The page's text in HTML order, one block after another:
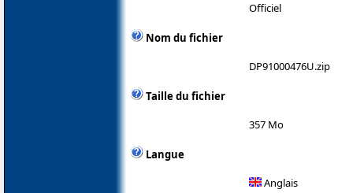
Officiel
Nom du fichier
DP91000476U.zip
Taille du fichier
357 Mo
Langue
Anglais